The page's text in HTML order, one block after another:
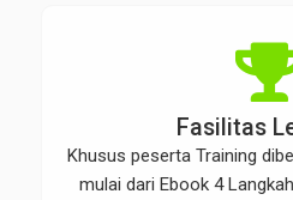
Fasilitas
Khusus peserta Training
mulai dari Ebook 4